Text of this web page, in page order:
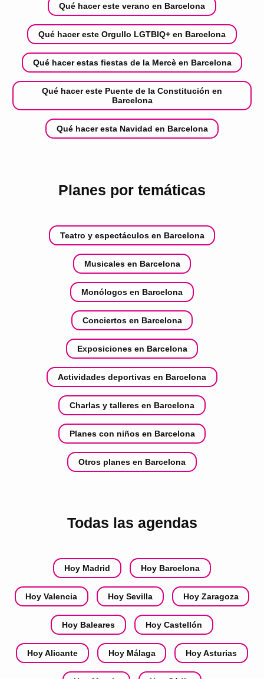
Qué hacer este verano en Barcelona
Qué hacer este Orgullo LGTBIQ+ en Barcelona
Qué hacer estas fiestas de la Mercè en Barcelona
Qué hacer este Puente de la Constitución en
Barcelona
Qué hacer esta Navidad en Barcelona
Planes por temáticas
Teatro y espectáculos en Barcelona
Musicales en Barcelona
Monólogos en Barcelona
Conciertos en Barcelona
Exposiciones en Barcelona
Actividades deportivas en Barcelona
Charlas y talleres en Barcelona
Planes con niños en Barcelona
Otros planes en Barcelona
Todas las agendas
Hoy Madrid Hoy Barcelona
Hoy Valencia Hoy Sevilla Hoy Zaragoza
Hoy Baleares Hoy Castellón
Hoy Alicante Hoy Málaga Hoy Asturias